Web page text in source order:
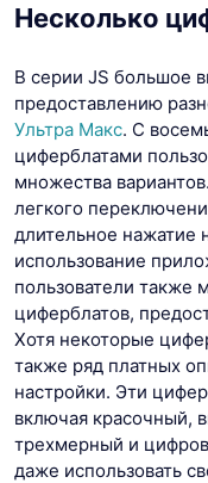
Несколько
В серии JS большое
предоставлению
Ультра Макс. С
циферблатами
множества
легкого
длительное нажатие
использование
пользователи также
циферблатов,
Хотя некоторые
также ряд платных
настройки. Эти
включая красочный,
трехмерный и
даже использовать